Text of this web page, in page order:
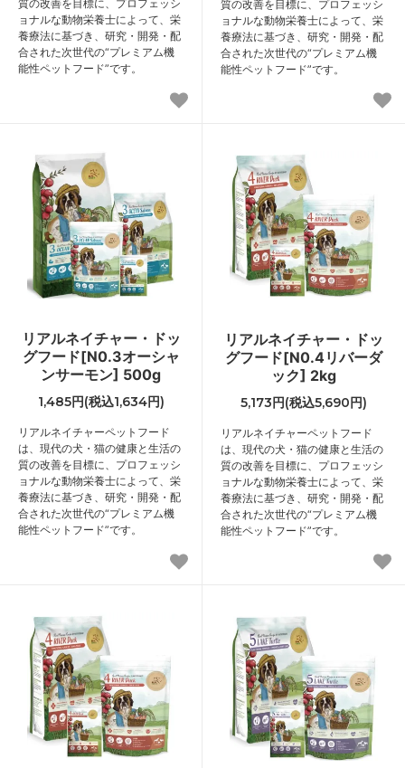
質の改善を目標に、プロフェッシ
ョナルな動物栄養士によって、栄
養療法に基づき、研究・開発・配
合された次世代の“プレミアム機
能性ペットフード”です。
質の改善を目標に、プロフェッシ
ョナルな動物栄養士によって、栄
養療法に基づき、研究・開発・配
合された次世代の“プレミアム機
能性ペットフード”です。
リアルネイチャー・ドッ
グフード[N0.3オーシャ
ンサーモン] 500g
1,485円(税込1,634円)
リアルネイチャーペットフード
は、現代の犬・猫の健康と生活の
質の改善を目標に、プロフェッシ
ョナルな動物栄養士によって、栄
養療法に基づき、研究・開発・配
合された次世代の“プレミアム機
能性ペットフード”です。
リアルネイチャー・ドッ
グフード[N0.4リバーダ
ック] 2kg
5,173円(税込5,690円)
リアルネイチャーペットフード
は、現代の犬・猫の健康と生活の
質の改善を目標に、プロフェッシ
ョナルな動物栄養士によって、栄
養療法に基づき、研究・開発・配
合された次世代の“プレミアム機
能性ペットフード”です。